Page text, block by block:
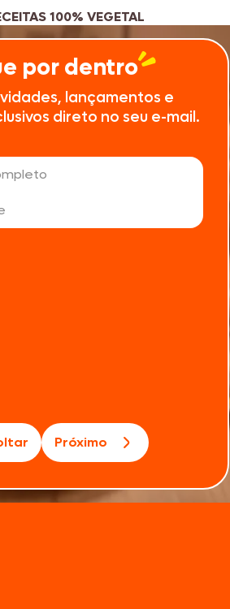
100% VEGETAL
por dentro
lançamentos e
direto no seu e-mail.
Próximo